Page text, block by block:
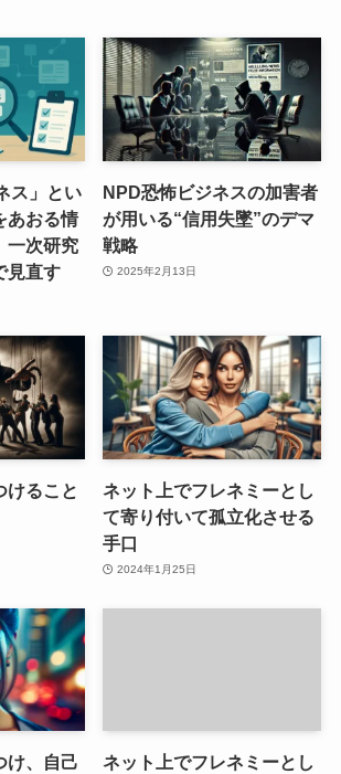
ス」とい
あおる情
一次研究
見直す
NPD恐怖ビジネスの加害者
が用いる“信用失墜”のデマ
戦略
2025年2月13日
けること
ネット上でフレネミーとし
て寄り付いて孤立化させる
手口
2024年1月25日
け、自己
ネット上でフレネミーとし